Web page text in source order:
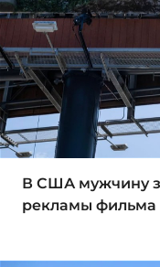
В США мужчину
рекламы